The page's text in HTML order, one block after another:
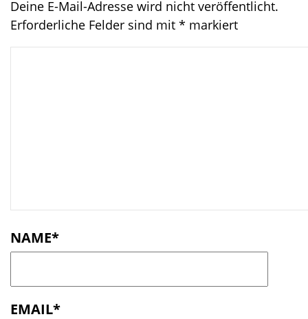
Deine E-Mail-Adresse wird nicht veröffentlicht.
Erforderliche Felder sind mit * markiert
NAME*
EMAIL*